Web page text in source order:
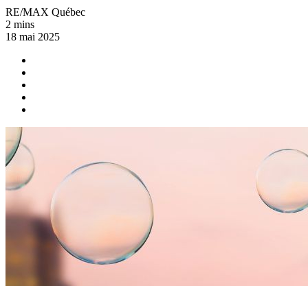
RE/MAX Québec
2 mins
18 mai 2025